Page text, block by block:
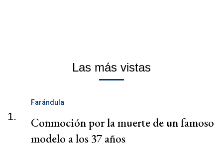
Las más vistas
1.
Farándula
Conmoción por la muerte de un famoso
modelo a los 37 años